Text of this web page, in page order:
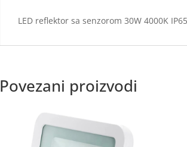
LED reflektor sa senzorom 30W 4000K
Povezani proizvodi